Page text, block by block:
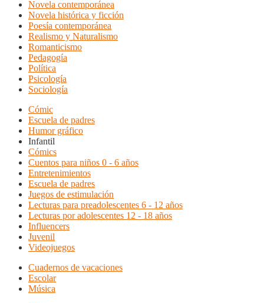
Novela contemporánea
Novela histórica y ficción
Poesía contemporánea
Realismo y Naturalismo
Romanticismo
Pedagogía
Política
Psicología
Sociología
Cómic
Escuela de padres
Humor gráfico
Infantil
Cómics
Cuentos para niños 0 - 6 años
Entretenimientos
Escuela de padres
Juegos de estimulación
Lecturas para preadolescentes 6 - 12 años
Lecturas por adolescentes 12 - 18 años
Influencers
Juvenil
Videojuegos
Cuadernos de vacaciones
Escolar
Música